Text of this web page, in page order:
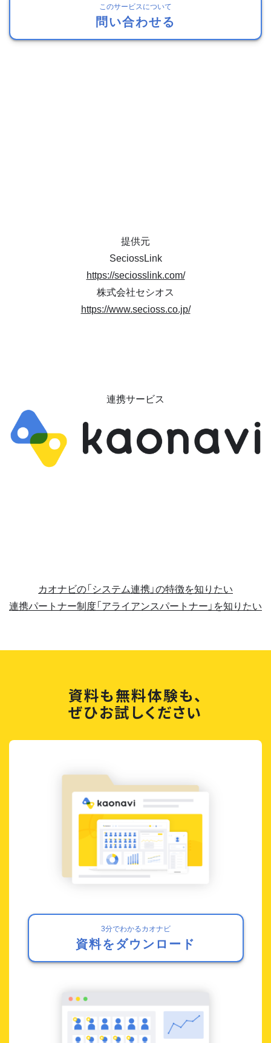
このサービスについて
問い合わせる
提供元
SeciossLink
https://seciosslink.com/
株式会社セシオス
https://www.secioss.co.jp/
連携サービス
カオナビの「システム連携」の特徴を知りたい
連携パートナー制度「アライアンスパートナー」を知りたい
資料も無料体験も、
ぜひお試しください
3分でわかるカオナビ
資料をダウンロード